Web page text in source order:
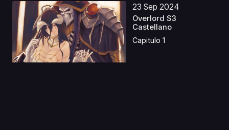
23 Sep 2024
Overlord S3
Castellano
Capitulo 1